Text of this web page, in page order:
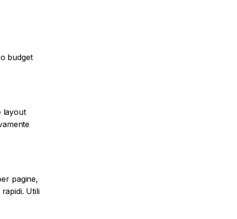
budget
layout
pagine,
Utili